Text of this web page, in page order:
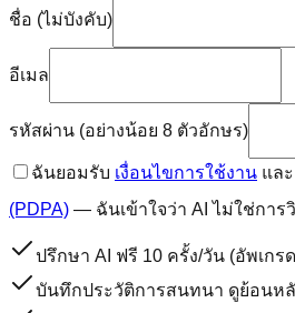
ชื่อ (ไม่บังคับ)
อีเมล
รหัสผ่าน (อย่างน้อย 8 ตัวอักษร)
ฉันยอมรับ เงื่อนไขการใช้งาน และ
(PDPA) — ฉันเข้าใจว่า AI ไม่ใช่การ
ปรึกษา AI ฟรี 10 ครั้ง/วัน (อัพเกร
บันทึกประวัติการสนทนา ดูย้อนห